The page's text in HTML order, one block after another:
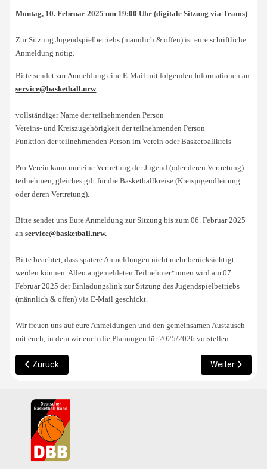
Montag, 10. Februar 2025 um 19:00 Uhr (digitale Sitzung via Teams)
Zur Sitzung Jugendspielbetriebs (männlich & offen) ist eure schriftliche
Anmeldung nötig.
Bitte sendet zur Anmeldung eine E-Mail mit folgenden Informationen an
service@basketball.nrw:
vollständiger Name der teilnehmenden Person
Vereins- und Kreiszugehörigkeit der teilnehmenden Person
Funktion der teilnehmenden Person im Verein oder Basketballkreis
Pro Verein kann nur eine Vertretung der Jugend (oder deren Vertretung)
teilnehmen, gleiches gilt für die Basketballkreise (Kreisjugendleitung
oder deren Vertretung).
Bitte sendet uns Eure Anmeldung zur Sitzung bis zum 06. Februar 2025
anservice@basketball.nrw.
Bitte beachtet, dass spätere Anmeldungen nicht mehr berücksichtigt
werden können. Allen angemeldeten Teilnehmer*innen wird am 07.
Februar 2025 der Einladungslink zur Sitzung des Jugendspielbetriebs
(männlich & offen) via E-Mail geschickt.
Wir freuen uns auf eure Anmeldungen und den gemeinsamen Austausch
mit euch, in dem wir euch die Planungen für 2025/2026 vorstellen.
Vorheriger Beitrag: Landeskader 2010w: Zweiter Lehrgang 2025
Zurück Nächster
Weiter